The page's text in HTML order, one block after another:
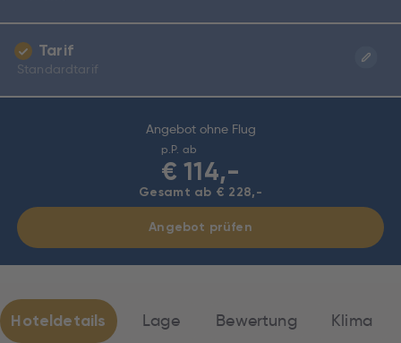
Angebot ohne Flug
p.P. ab
€ 114,-
Gesamt ab € 228,-
Angebot prüfen
Tarif
Standardtarif
Hoteldetails Lage Bewertung Klima